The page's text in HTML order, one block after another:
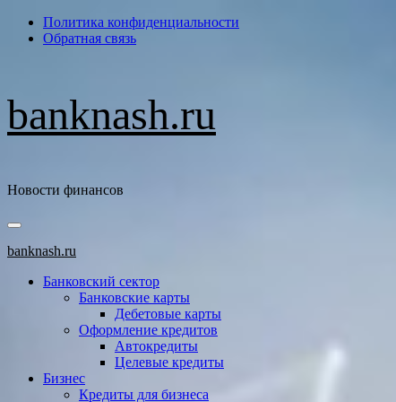
ПерейтиПолитика конфиденциальности
Обратная связь
banknash.ru
Новости финансов
Основное
меню
banknash.ru
Банковский сектор
Банковские карты
Дебетовые карты
Оформление кредитов
Автокредиты
Целевые кредиты
Бизнес
Кредиты для бизнеса